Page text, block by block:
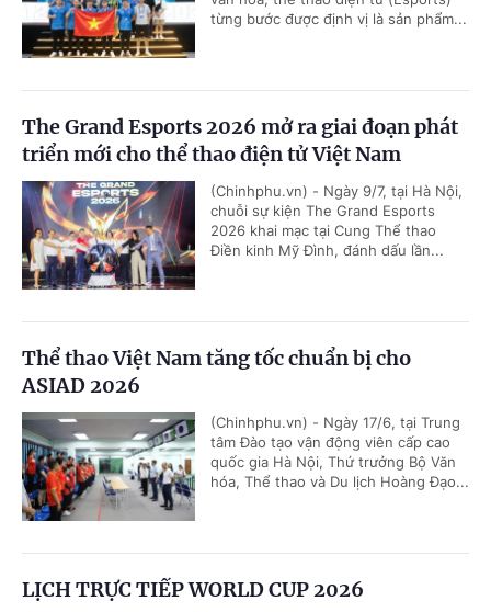
từng bước được định vị là sản phẩm...
The Grand Esports 2026 mở ra giai đoạn phát
triển mới cho thể thao điện tử Việt Nam
(Chinhphu.vn) - Ngày 9/7, tại Hà Nội,
chuỗi sự kiện The Grand Esports
2026 khai mạc tại Cung Thể thao
Điền kinh Mỹ Đình, đánh dấu lần...
Thể thao Việt Nam tăng tốc chuẩn bị cho
ASIAD 2026
(Chinhphu.vn) - Ngày 17/6, tại Trung
tâm Đào tạo vận động viên cấp cao
quốc gia Hà Nội, Thứ trưởng Bộ Văn
hóa, Thể thao và Du lịch Hoàng Đạo...
LỊCH TRỰC TIẾP WORLD CUP 2026